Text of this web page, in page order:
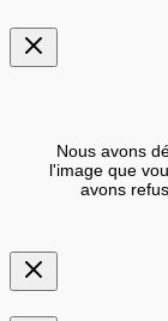
Nous avons
l'image que
avons